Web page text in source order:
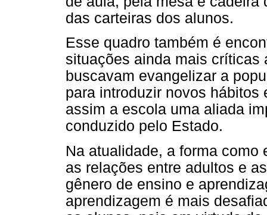
das carteiras dos alunos.
Esse quadro também é
situações ainda mais críticas
buscavam evangelizar a
para introduzir novos
assim a escola uma aliada
conduzido pelo Estado.
Na atualidade, a forma
as relações entre adultos e
gênero de ensino e
aprendizagem é mais